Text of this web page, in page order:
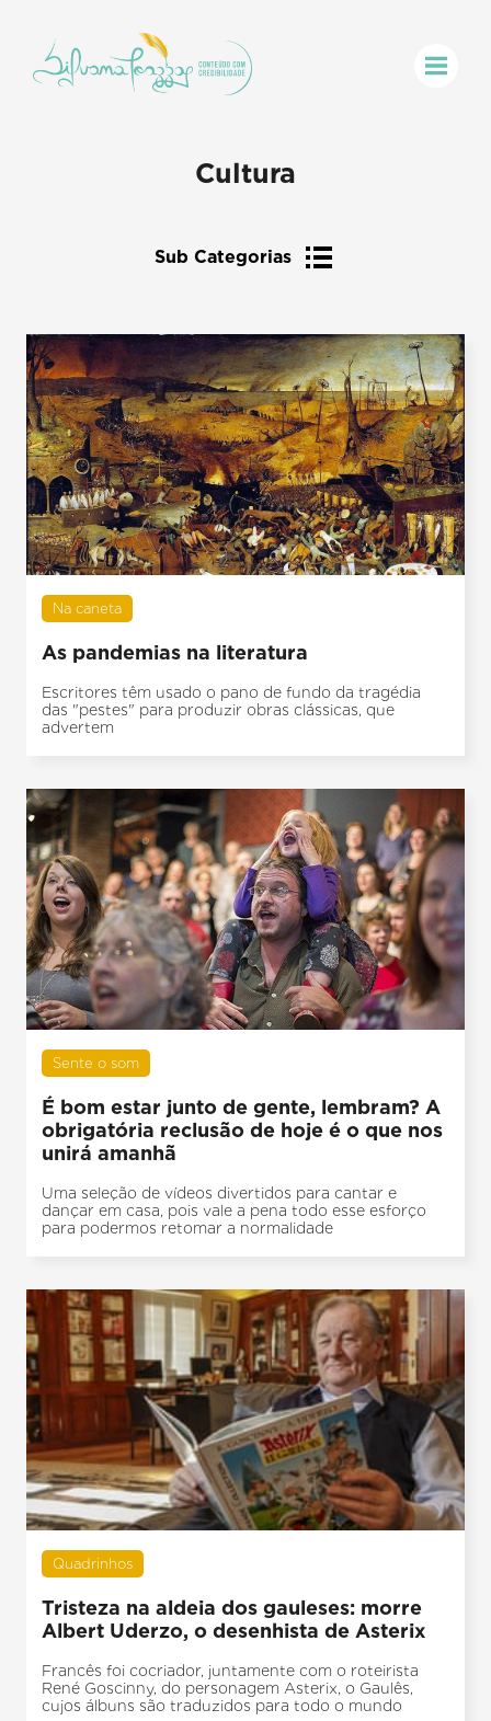
Cultura
Sub Categorias
Na caneta
As pandemias na literatura
Escritores têm usado o pano de fundo da tragédia
das "pestes" para produzir obras clássicas, que
advertem
Sente o som
É bom estar junto de gente, lembram? A
obrigatória reclusão de hoje é o que nos
unirá amanhã
Uma seleção de vídeos divertidos para cantar e
dançar em casa, pois vale a pena todo esse esforço
para podermos retomar a normalidade
Quadrinhos
Tristeza na aldeia dos gauleses: morre
Albert Uderzo, o desenhista de Asterix
Francês foi cocriador, juntamente com o roteirista
René Goscinny, do personagem Asterix, o Gaulês,
cujos álbuns são traduzidos para todo o mundo